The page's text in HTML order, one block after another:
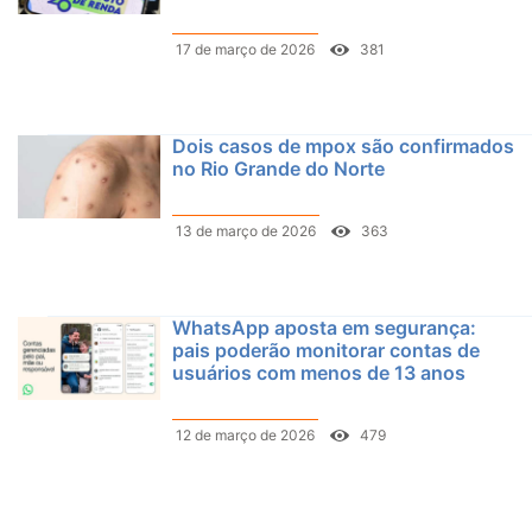
17 de março de 2026 381
Dois casos de mpox são confirmados
no Rio Grande do Norte
13 de março de 2026 363
WhatsApp aposta em segurança:
pais poderão monitorar contas de
usuários com menos de 13 anos
12 de março de 2026 479